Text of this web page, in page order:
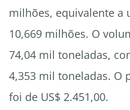
milhões, equivalente a
10,669 milhões. O
74,04 mil toneladas,
4,353 mil toneladas. O
foi de US$ 2.451,00.